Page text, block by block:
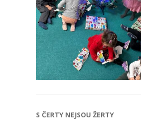
-- FAQ – otázky a odpovědi
NOVINKY
O PROJEKTU
KONTAKT
S ČERTY NEJSOU ŽERTY